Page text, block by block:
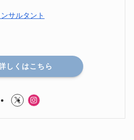
サルタント
しくはこちら